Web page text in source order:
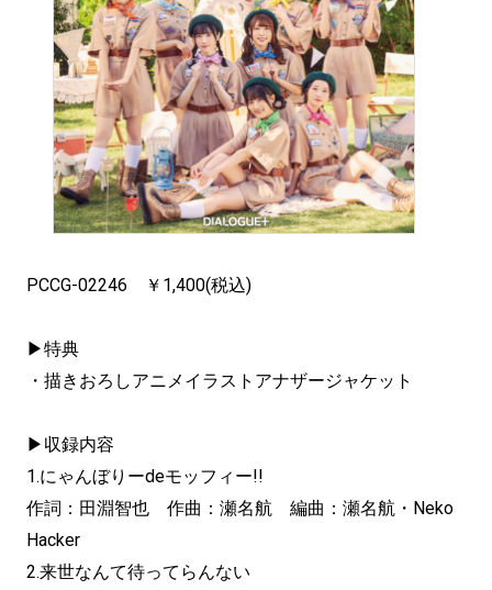
PCCG-02246 ￥1,400(税込)
▶特典
・描きおろしアニメイラストアナザージャケット
▶収録内容
1.にゃんぼりーdeモッフィー!!
作詞：田淵智也 作曲：瀬名航 編曲：瀬名航・Neko
Hacker
2.来世なんて待ってらんない